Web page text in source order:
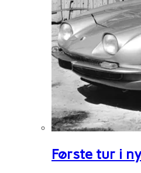
Første tur i